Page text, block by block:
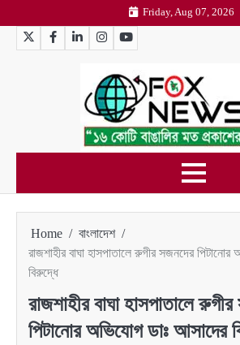
to
content
Friday, Aug 07, 2026
TwitterFacebookLinkedInInstagramYouTube
Home
বাংলাদেশ
রাজশাহীর বাঘা হাসপাতালে রুগীর সজনদের
বিরুদ্ধে
রাজশাহীর বাঘা হাসপাতালে
পিটানোর অভিযোগ ডাঃ আসাদের